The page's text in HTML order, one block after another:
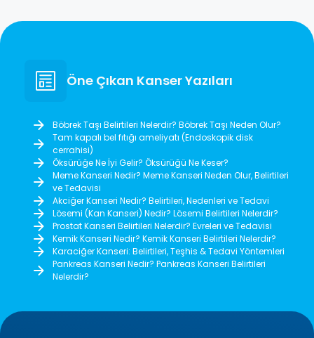
Öne Çıkan Kanser Yazıları
Böbrek Taşı Belirtileri Nelerdir? Böbrek Taşı Neden Olur?
Tam kapalı bel fıtığı ameliyatı (Endoskopik disk
cerrahisi)
Öksürüğe Ne İyi Gelir? Öksürüğü Ne Keser?
Meme Kanseri Nedir? Meme Kanseri Neden Olur, Belirtileri
ve Tedavisi
Akciğer Kanseri Nedir? Belirtileri, Nedenleri ve Tedavi
Lösemi (Kan Kanseri) Nedir? Lösemi Belirtileri Nelerdir?
Prostat Kanseri Belirtileri Nelerdir? Evreleri ve Tedavisi
Kemik Kanseri Nedir? Kemik Kanseri Belirtileri Nelerdir?
Karaciğer Kanseri: Belirtileri, Teşhis & Tedavi Yöntemleri
Pankreas Kanseri Nedir? Pankreas Kanseri Belirtileri
Nelerdir?